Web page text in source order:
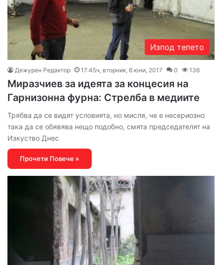
Изпод тепето
Дежурен Редактор 17:45ч, вторник, 6 юни, 2017 0 136
Миразчиев за идеята за концесия на
Гарнизонна фурна: Стрелба в медиите
Трябва да се видят условията, но мисля, че е несериозно
така да се обявява нещо подобно, смята председателят на
Изкуство Днес
Прочети Повече »